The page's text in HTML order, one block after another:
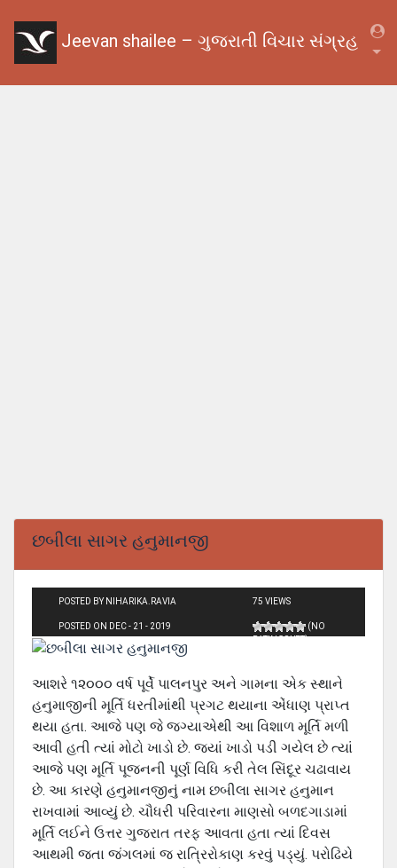
Jeevan shailee – ગુજરાતી વિચાર સંગ્રહ
છબીલા સાગર હનુમાનજી
POSTED BY NIHARIKA.RAVIA
POSTED ON DEC - 21 - 2019
75 VIEWS
(NO
RATINGS YET)
આશરે ૧૨૦૦૦ વર્ષ પૂર્વે પાલનપુર અને ગામના એક સ્થાને
હનુમાજીની મૂર્તિ ધરતીમાંથી પ્રગટ થયાના એંધાણ પ્રાપ્ત
થયા હતા. આજે પણ જે જગ્યાએથી આ વિશાળ મૂર્તિ મળી
આવી હતી ત્યાં મોટો ખાડો છે. જયાં ખાડો પડી ગયેલ છે ત્યાં
આજે પણ મૂર્તિ પૂજનની પૂર્ણ વિધિ કરી તેલ સિંદૂર ચઢાવાય
છે. આ કારણે હનુમાનજીનું નામ છબીલા સાગર હનુમાન
રાખવામાં આવ્યું છે. ચૌધરી પરિવારના માણસો બળદગાડામાં
મૂર્તિ લઈને ઉત્તર ગુજરાત તરફ આવતા હતા ત્યાં દિવસ
આથમી જતા જંગલમાં જ રાત્રિરોકાણ કરવું પડ્યું. પરોઢિયે